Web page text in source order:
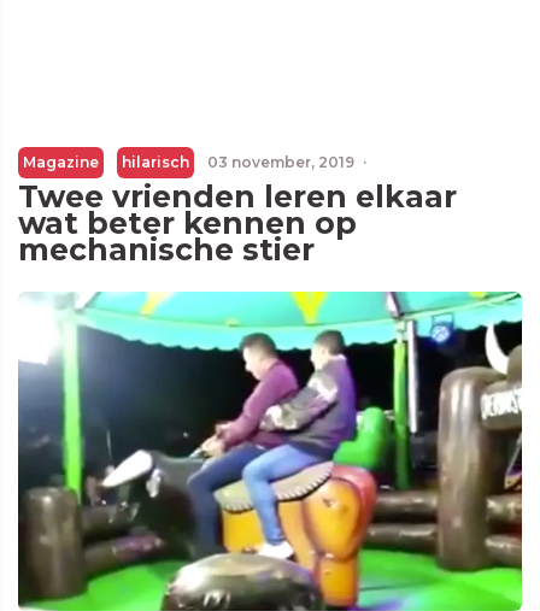
Magazine hilarisch 03 november, 2019 ·
Twee vrienden leren elkaar
wat beter kennen op
mechanische stier